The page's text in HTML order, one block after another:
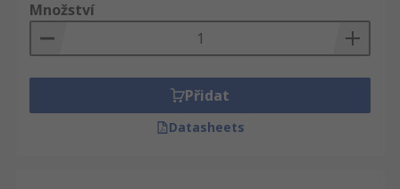
Množství
Přidat
Datasheets